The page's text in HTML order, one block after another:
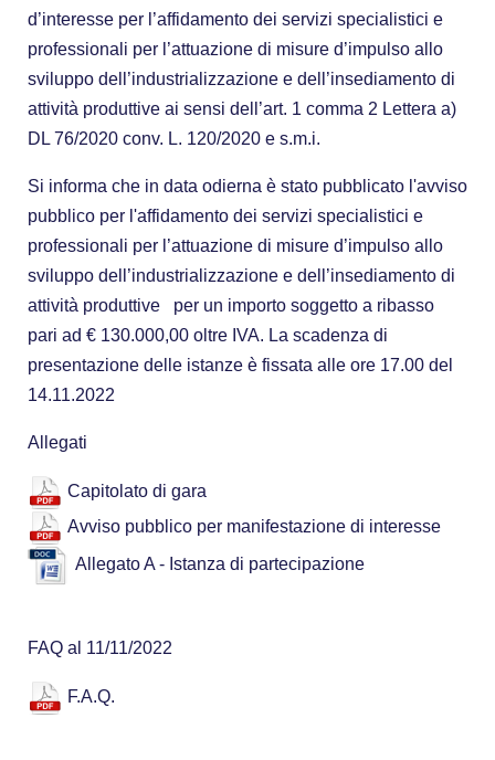
d’interesse per l’affidamento dei servizi specialistici e
professionali per l’attuazione di misure d’impulso allo
sviluppo dell’industrializzazione e dell’insediamento di
attività produttive ai sensi dell’art. 1 comma 2 Lettera a)
DL 76/2020 conv. L. 120/2020 e s.m.i.
Si informa che in data odierna è stato pubblicato l'avviso
pubblico per l'affidamento dei servizi specialistici e
professionali per l’attuazione di misure d’impulso allo
sviluppo dell’industrializzazione e dell’insediamento di
attività produttive per un importo soggetto a ribasso
pari ad € 130.000,00 oltre IVA. La scadenza di
presentazione delle istanze è fissata alle ore 17.00 del
14.11.2022
Allegati
Capitolato di gara
Avviso pubblico per manifestazione di interesse
Allegato A - Istanza di partecipazione
FAQ al 11/11/2022
F.A.Q.